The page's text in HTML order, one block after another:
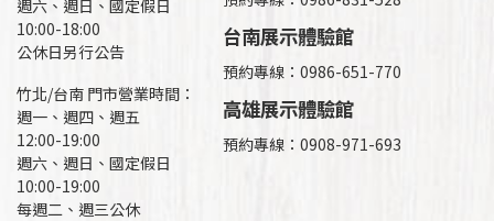
週六、週日、國定假日
10:00-18:00
公休日另行公告
竹北/台南 門市營業時間：
週一、週四、週五
12:00-19:00
週六、週日、國定假日
10:00-19:00
每週二、週三公休
台南展示體驗館
預約專線：0986-651-770
高雄展示體驗館
預約專線： 0908-971-693